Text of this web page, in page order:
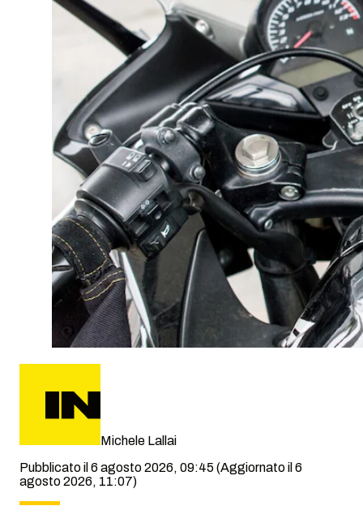
Michele Lallai
Pubblicato il 6 agosto 2026, 09:45 (Aggiornato il 6
agosto 2026, 11:07)